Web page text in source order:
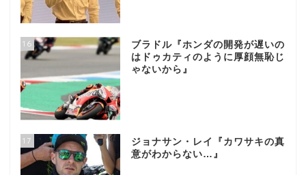
16
ブラドル『ホンダの開発が遅いの
はドゥカティのように厚顔無恥じ
ゃないから』
17
ジョナサン・レイ『カワサキの真
意がわからない…』